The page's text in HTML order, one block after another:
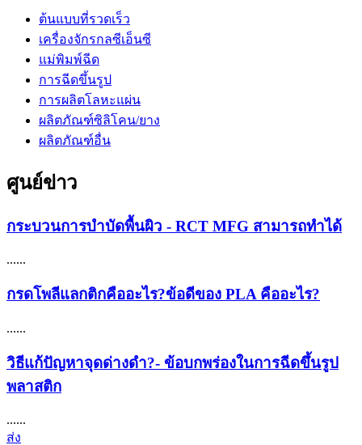
ต้นแบบที่รวดเร็ว
เครื่องจักรกลซีเอ็นซี
แม่พิมพ์ฉีด
การฉีดขึ้นรูป
การผลิตโลหะแผ่น
ผลิตภัณฑ์ซิลิโคน/ยาง
ผลิตภัณฑ์อื่น
ศูนย์ข่าว
กระบวนการบำบัดพื้นผิว - RCT MFG สามารถทำได้
......
กรดโพลีแลกติกคืออะไร?ข้อดีของ PLA คืออะไร?
......
วิธีแก้ปัญหาจุดด่างดำ?- ข้อบกพร่องในการฉีดขึ้นรูป
พลาสติก
......
ส่ง